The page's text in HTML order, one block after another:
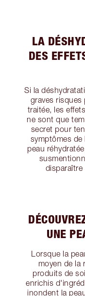
LA
DES
Si la
graves risques
traitée, les
ne sont que
secret pour
symptômes de
peau
disparaître
UNE
Lorsque la
moyen de la
produits de
enrichis
inondent la